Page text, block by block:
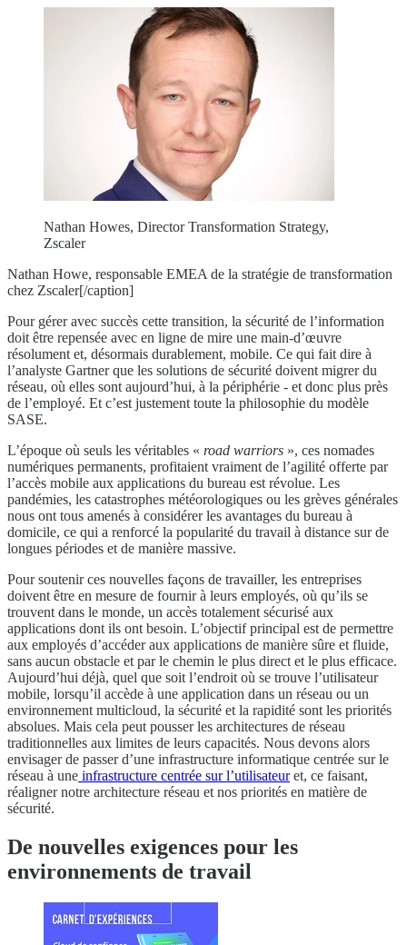
Nathan Howes, Director Transformation Strategy,
Zscaler
Nathan Howe, responsable EMEA de la stratégie de transformation
chez Zscaler[/caption]
Pour gérer avec succès cette transition, la sécurité de l’information
doit être repensée avec en ligne de mire une main-d’œuvre
résolument et, désormais durablement, mobile. Ce qui fait dire à
l’analyste Gartner que les solutions de sécurité doivent migrer du
réseau, où elles sont aujourd’hui, à la périphérie - et donc plus près
de l’employé. Et c’est justement toute la philosophie du modèle
SASE.
L’époque où seuls les véritables « road warriors », ces nomades
numériques permanents, profitaient vraiment de l’agilité offerte par
l’accès mobile aux applications du bureau est révolue. Les
pandémies, les catastrophes météorologiques ou les grèves générales
nous ont tous amenés à considérer les avantages du bureau à
domicile, ce qui a renforcé la popularité du travail à distance sur de
longues périodes et de manière massive.
Pour soutenir ces nouvelles façons de travailler, les entreprises
doivent être en mesure de fournir à leurs employés, où qu’ils se
trouvent dans le monde, un accès totalement sécurisé aux
applications dont ils ont besoin. L’objectif principal est de permettre
aux employés d’accéder aux applications de manière sûre et fluide,
sans aucun obstacle et par le chemin le plus direct et le plus efficace.
Aujourd’hui déjà, quel que soit l’endroit où se trouve l’utilisateur
mobile, lorsqu’il accède à une application dans un réseau ou un
environnement multicloud, la sécurité et la rapidité sont les priorités
absolues. Mais cela peut pousser les architectures de réseau
traditionnelles aux limites de leurs capacités. Nous devons alors
envisager de passer d’une infrastructure informatique centrée sur le
réseau à une infrastructure centrée sur l’utilisateuret, ce faisant,
réaligner notre architecture réseau et nos priorités en matière de
sécurité.
De nouvelles exigences pour les
environnements de travail